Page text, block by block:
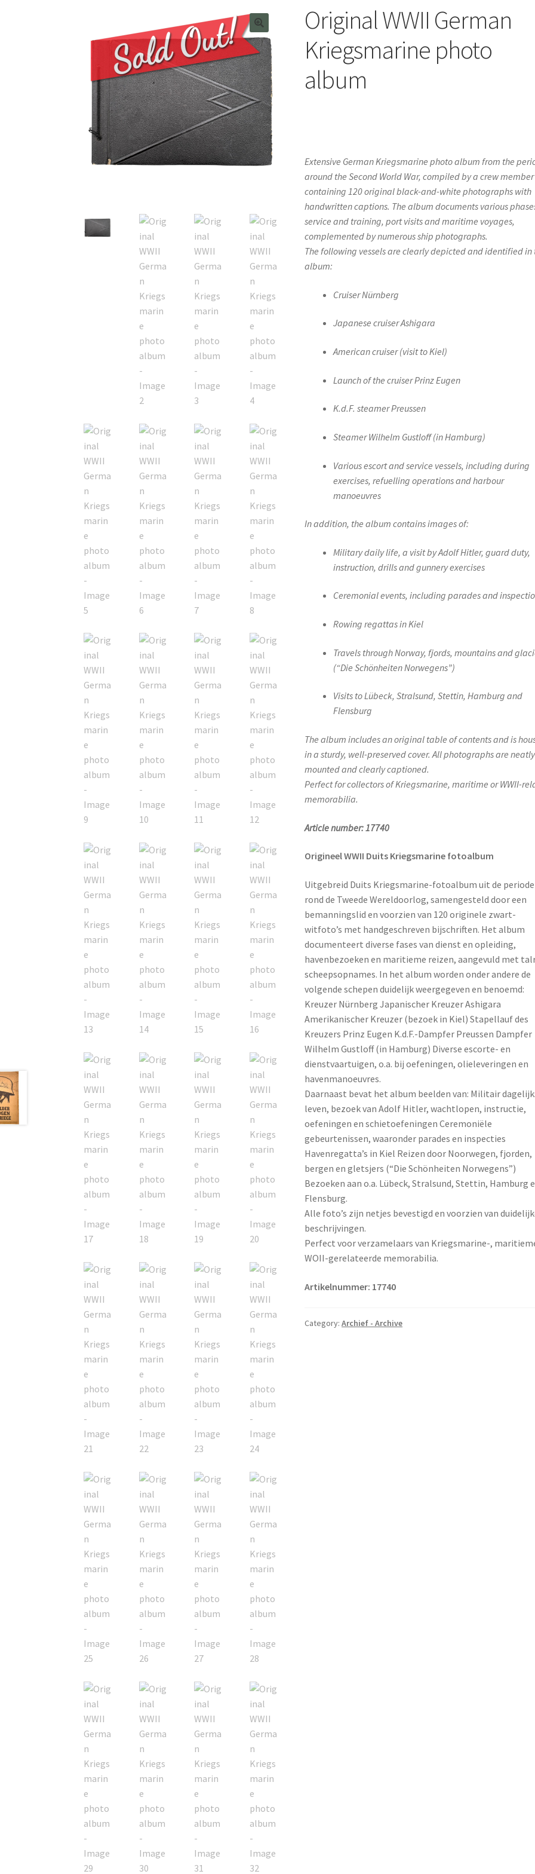
Original WWII German
Kriegsmarine photo
album
Extensive German Kriegsmarine photo album from the
around the Second World War, compiled by a crew
containing 120 original black-and-white photographs with
handwritten captions. The album documents various
service and training, port visits and maritime voyages,
complemented by numerous ship photographs.
The following vessels are clearly depicted and identified in
album:
Cruiser Nürnberg
Japanese cruiser Ashigara
American cruiser (visit to Kiel)
Launch of the cruiser Prinz Eugen
K.d.F. steamer Preussen
Steamer Wilhelm Gustloff (in Hamburg)
Various escort and service vessels, including during
exercises, refuelling operations and harbour
manoeuvres
In addition, the album contains images of:
Military daily life, a visit by Adolf Hitler, guard duty,
instruction, drills and gunnery exercises
Ceremonial events, including parades and
Rowing regattas in Kiel
Travels through Norway, fjords, mountains and
(“Die Schönheiten Norwegens”)
Visits to Lübeck, Stralsund, Stettin, Hamburg and
Flensburg
The album includes an original table of contents and is
in a sturdy, well-preserved cover. All photographs are neatly
mounted and clearly captioned.
Perfect for collectors of Kriegsmarine, maritime or WWII-
memorabilia.
Article number: 17740
Origineel WWII Duits Kriegsmarine fotoalbum
Uitgebreid Duits Kriegsmarine-fotoalbum uit de periode
rond de Tweede Wereldoorlog, samengesteld door een
bemanningslid en voorzien van 120 originele zwart-
witfoto’s met handgeschreven bijschriften. Het album
documenteert diverse fases van dienst en opleiding,
havenbezoeken en maritieme reizen, aangevuld met
scheepsopnames. In het album worden onder andere de
volgende schepen duidelijk weergegeven en benoemd:
Kreuzer Nürnberg Japanischer Kreuzer Ashigara
Amerikanischer Kreuzer (bezoek in Kiel) Stapellauf des
Kreuzers Prinz Eugen K.d.F.-Dampfer Preussen Dampfer
Wilhelm Gustloff (in Hamburg) Diverse escorte- en
dienstvaartuigen, o.a. bij oefeningen, olieleveringen en
havenmanoeuvres.
Daarnaast bevat het album beelden van: Militair
leven, bezoek van Adolf Hitler, wachtlopen, instructie,
oefeningen en schietoefeningen Ceremoniële
gebeurtenissen, waaronder parades en inspecties
Havenregatta’s in Kiel Reizen door Noorwegen, fjorden,
bergen en gletsjers (“Die Schönheiten Norwegens”)
Bezoeken aan o.a. Lübeck, Stralsund, Stettin, Hamburg
Flensburg.
Alle foto’s zijn netjes bevestigd en voorzien van
beschrijvingen.
Perfect voor verzamelaars van Kriegsmarine-,
WOII-gerelateerde memorabilia.
Artikelnummer: 17740
Category:Archief - Archive